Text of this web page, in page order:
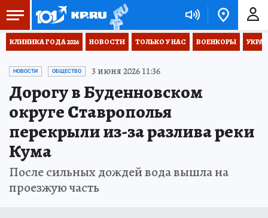
КЛИНИКА ГОДА 2026 НОВОСТИ ТОЛЬКО У НАС ВОЕНКОРЫ
НОВОСТИ ОБЩЕСТВО 3 июня 2026 11:36
Дорогу в Буденновском
округе Ставрополья
перекрыли из-за разлива реки
Кума
После сильных дождей вода вышла на
проезжую часть